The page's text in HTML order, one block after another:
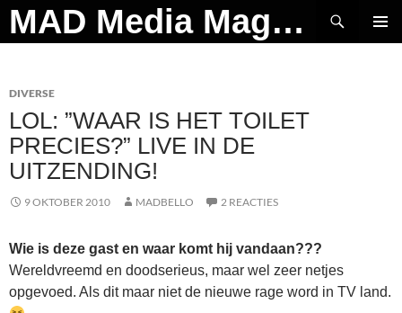
Ga
naar
MAD Media Magazine
Zoeken
DIVERSE
LOL: ”WAAR IS HET TOILET
PRECIES?” LIVE IN DE
UITZENDING!
9 OKTOBER 2010 MADBELLO 2 REACTIES
Wie is deze gast en waar komt hij vandaan???
Wereldvreemd en doodserieus, maar wel zeer netjes
opgevoed. Als dit maar niet de nieuwe rage word in TV land.